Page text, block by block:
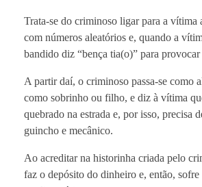
Trata-se do criminoso ligar para a vítima
com números aleatórios e, quando a
bandido diz “bença tia(o)” para
A partir daí, o criminoso passa-se como
como sobrinho ou filho, e diz à vítima
quebrado na estrada e, por isso, precisa
guincho e mecânico.
Ao acreditar na historinha criada pelo
faz o depósito do dinheiro e, então,